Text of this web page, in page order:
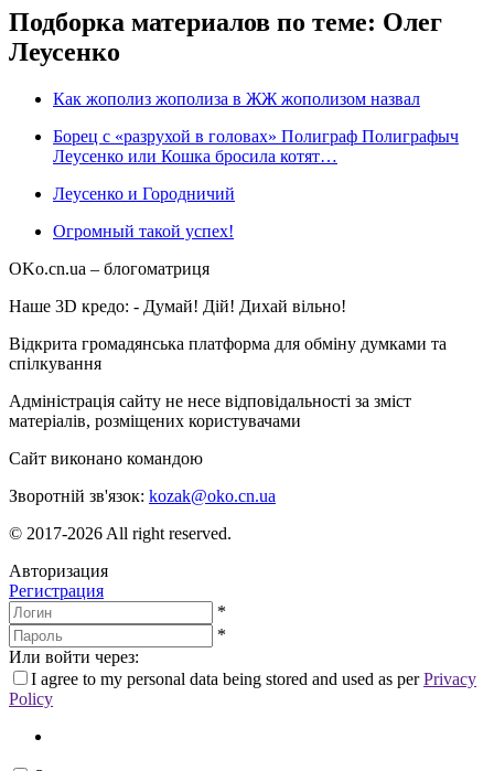
Подборка материалов по теме: Олег
Леусенко
Как жополиз жополиза в ЖЖ жополизом назвал
Борец с «разрухой в головах» Полиграф Полиграфыч
Леусенко или Кошка бросила котят…
Леусенко и Городничий
Огромный такой успех!
OKo.cn.ua – блогоматриця
Наше 3D кредо: - Думай! Дій! Дихай вільно!
Відкрита громадянська платформа для обміну думками та
спілкування
Адміністрація сайту не несе відповідальності за зміст
матеріалів, розміщених користувачами
Сайт виконано командою
Зворотній зв'язок: kozak@oko.cn.ua
© 2017-2026 All right reserved.
Авторизация
Регистрация
*
*
Или войти через:
I agree to my personal data being stored and used as perPrivacy
Policy